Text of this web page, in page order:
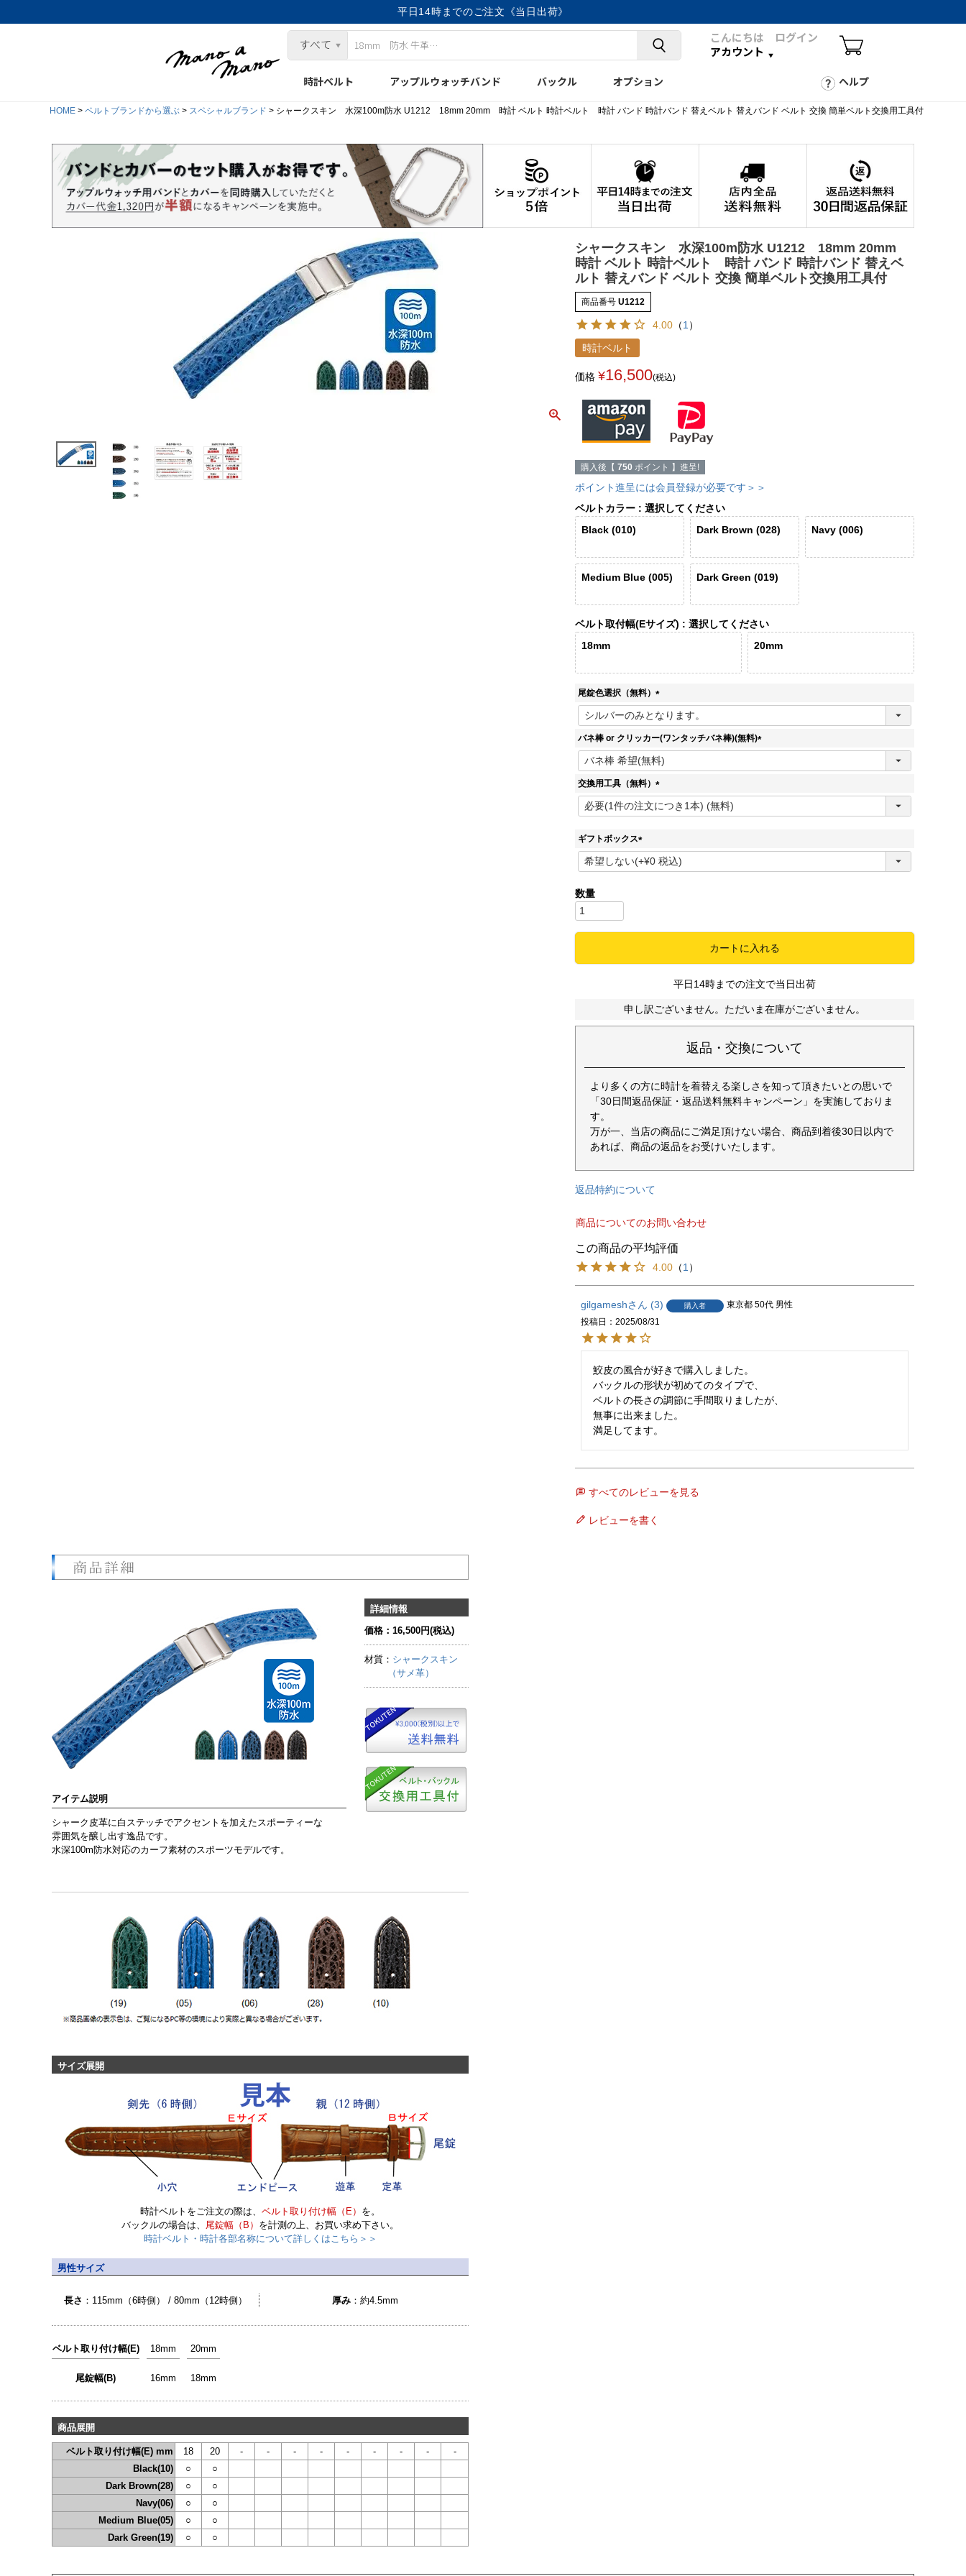
平日14時までのご注文《当日出荷》
こんにちは ログイン
アカウント
時計ベルト アップルウォッチバンド バックル オプション ヘルプ
HOME ベルトブランドから選ぶ スペシャルブランド シャークスキン 水深100m防水 U1212 18mm 20mm 時計 ベルト 時計ベルト 時計 バンド 時計バンド 替えベルト 替えバンド ベルト 交換 簡単ベルト交換用工具付
シャークスキン 水深100m防水 U1212 18mm 20mm
時計 ベルト 時計ベルト 時計 バンド 時計バンド 替えベ
ルト 替えバンド ベルト 交換 簡単ベルト交換用工具付
商品番号 U1212
4.00 （1 ）
時計ベルト
価格 ¥16,500(税込)
購入後【 750 ポイント 】進呈!
ポイント進呈には会員登録が必要です＞＞
ベルトカラー
選択してください
Black (010)
Dark Brown (028) Navy (006)
Medium Blue (005) Dark Green (019)
ベルト取付幅(Eサイズ)
選択してください
18mm
20mm
尾錠色選択（無料）
(
必
須
バネ棒 or クリッカー(ワンタッチバネ棒)(無料)
(
交換用工具（無料）
(
必
ギフトボックス
(
必
カートに入れる
平日14時までの注文で当日出荷
申し訳ございません。ただいま在庫がございません。
返品・交換について
より多くの方に時計を着替える楽しさを知って頂きたいとの思いで
「30日間返品保証・返品送料無料キャンペーン」を実施しておりま
す。
万が一、当店の商品にご満足頂けない場合、商品到着後30日以内で
あれば、商品の返品をお受けいたします。
返品特約について
商品についてのお問い合わせ
4.00 （1 ）
gilgamesh 3 購入者 東京都 50代 男性
投稿日
2025/08/31
鮫皮の風合が好きで購入しました。
バックルの形状が初めてのタイプで、
ベルトの長さの調節に手間取りましたが、
無事に出来ました。
満足してます。
すべてのレビューを見る
レビューを書く
アイテム説明
シャーク皮革に白ステッチでアクセントを加えたスポーティーな
雰囲気を醸し出す逸品です。
水深100m防水対応のカーフ素材のスポーツモデルです。
詳細情報
価格：16,500円(税込)
材質： シャークスキン
（サメ革）
サイズ展開
時計ベルトをご注文の際は、 ベルト取り付け幅（E） を。
バックルの場合は、 尾錠幅（B） を計測の上、お買い求め下さい。
時計ベルト・時計各部名称について詳しくはこちら＞＞
男性サイズ
長さ ：115mm（6時側） / 80mm（12時側） 厚み：約4.5mm
ベルト取り付け幅(E) 18mm 20mm
尾錠幅(B) 16mm 18mm
商品展開
ベルト取り付け幅(E) mm 18 20 - - - - - - - -
-
Black(10)
○
○
Dark Brown(28)
○
○
Navy(06)
○
○
Medium Blue(05)
○
○
Dark Green(19)
○ ○